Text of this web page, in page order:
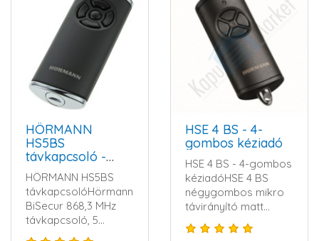
HÖRMANN
HS5BS
távkapcsoló -
868,3 MHz, fekete
HÖRMANN HS5BS
távkapcsolóHörmann
BiSecur 868,3 MHz
távkapcsoló, 5
nyomógombos,
HSE 4 BS - 4-
gombos kéziadó
HSE 4 BS - 4-gombos
kéziadóHSE 4 BS
négygombos mikro
távirányító matt
fekete színbenAz új,
exkluzív ..